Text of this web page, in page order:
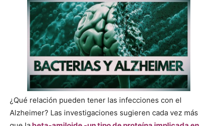
¿Qué relación pueden tener las infecciones con el
Alzheimer? Las investigaciones sugieren cada vez más